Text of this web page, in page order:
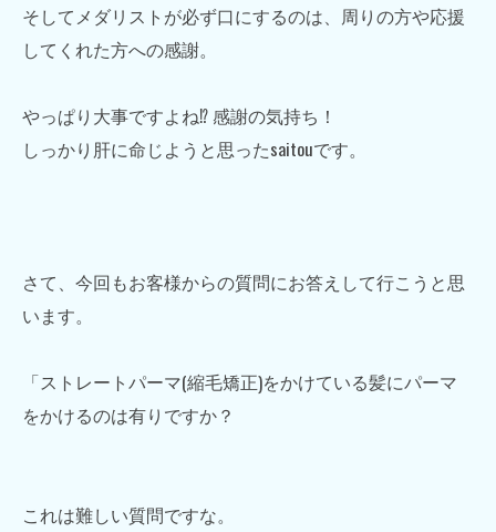
そしてメダリストが必ず口にするのは、周りの方や応援
してくれた方への感謝。
やっぱり大事ですよね⁉︎ 感謝の気持ち！
しっかり肝に命じようと思ったsaitouです。
さて、今回もお客様からの質問にお答えして行こうと思
います。
「ストレートパーマ(縮毛矯正)をかけている髪にパーマ
をかけるのは有りですか？
これは難しい質問ですな。